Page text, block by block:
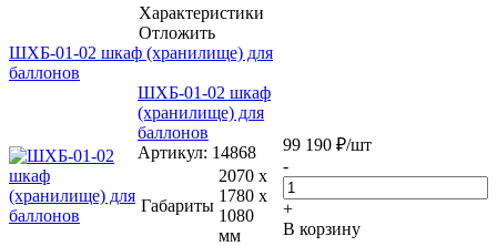
Характеристики
Отложить
ШХБ-01-02 шкаф (хранилище) для
баллонов
ШХБ-01-02 шкаф
(хранилище) для
баллонов
Артикул: 14868
Габариты
2070 x
1780 x
1080
мм
99 190 ₽/шт
-
+
В корзину